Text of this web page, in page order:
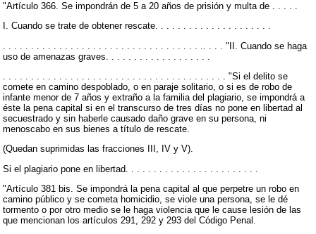
"Artículo 366. Se impondrán de 5 a 20 años de prisión y multa de . . . . .
I. Cuando se trate de obtener rescate. . . . . . . . . . . . . . . . . . . . .
. . . . . . . . . . . . . . . . . . . . . . . . . . . . . . . . . . . .. . . . "II. Cuando se haga
uso de amenazas graves. . . . . . . . . . . . . . . . . . .
. . . . . . . . . . . . . . . . . . . . . . . . . . . . . . . . . . . . . . . . "Si el delito se
comete en camino despoblado, o en paraje solitario, o si es de robo de
infante menor de 7 años y extraño a la familia del plagiario, se impondrá a
éste la pena capital si en el transcurso de tres días no pone en libertad al
secuestrado y sin haberle causado daño grave en su persona, ni
menoscabo en sus bienes a título de rescate.
(Quedan suprimidas las fracciones III, IV y V).
Si el plagiario pone en libertad. . . . . . . . . . . . . . . . . . . . . . . .
"Artículo 381 bis. Se impondrá la pena capital al que perpetre un robo en
camino público y se cometa homicidio, se viole una persona, se le dé
tormento o por otro medio se le haga violencia que le cause lesión de las
que mencionan los artículos 291, 292 y 293 del Código Penal.